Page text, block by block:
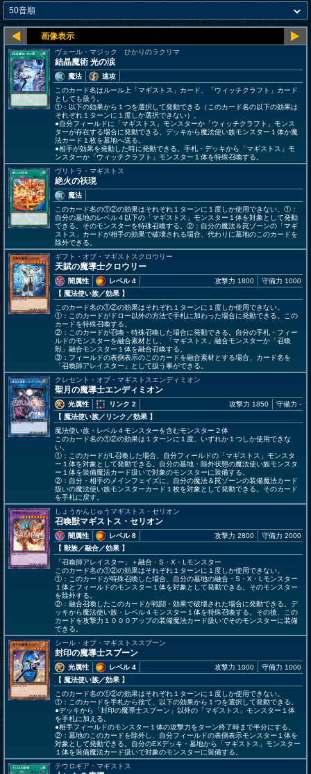
ヴェール・マジック ひかりのラクリマ
結晶魔術 光の涙
魔法
速攻
このカード名はルール上「マギストス」カード、「ウィッチクラフト」カード
としても扱う。
①：以下の効果から１つを選択して発動できる（このカード名の以下の効果は
それぞれ１ターンに１度しか選択できない）。
●自分フィールドに「マギストス」モンスターか「ウィッチクラフト」モンス
ターが存在する場合に発動できる。デッキから魔法使い族モンスター１体か魔
法カード１枚を墓地へ送る。
●相手が効果を発動した時に発動できる。手札・デッキから「マギストス」モ
ンスターか「ウィッチクラフト」モンスター１体を特殊召喚する。
ヴリトラ・マギストス
絶火の祆現
魔法
このカード名の①②の効果はそれぞれ１ターンに１度しか使用できない。①：
自分の墓地のレベル４以下の「マギストス」モンスター１体を対象として発動
できる。そのモンスターを特殊召喚する。②：自分の魔法＆罠ゾーンの「マギ
ストス」カードが相手の効果で破壊される場合、代わりに墓地のこのカードを
除外できる。
ギフト・オブ・マギストスクロウリー
天賦の魔導士クロウリー
闇属性
レベル 4
【 魔法使い族／効果 】
攻撃力 1800 守備力 1000
このカード名の①②の効果はそれぞれ１ターンに１度しか使用できない。
①：このカードがドロー以外の方法で手札に加わった場合に発動できる。この
カードを特殊召喚する。
②：このカードが召喚・特殊召喚した場合に発動できる。自分の手札・フィー
ルドのモンスターを融合素材とし、「マギストス」融合モンスターか「召喚
獣」融合モンスター１体を融合召喚する。
③：フィールドの表側表示のこのカードを融合素材とする場合、カード名を
「召喚師アレイスター」として扱う事ができる。
クレセント・オブ・マギストスエンディミオン
聖月の魔導士エンディミオン
光属性
リンク 2
【 魔法使い族／リンク／効果 】
攻撃力 1850 守備力 -
魔法使い族・レベル４モンスターを含むモンスター２体
このカード名の①②の効果は１ターンに１度、いずれか１つしか使用できな
い。
①：このカードがL召喚した場合、自分フィールドの「マギストス」モンスタ
ー１体を対象として発動できる。自分の墓地・除外状態の魔法使い族モンスタ
ー１体を装備魔法カード扱いで対象のモンスターに装備する。
②：自分・相手のメインフェイズに、自分の魔法＆罠ゾーンの装備魔法カード
扱いの魔法使い族モンスターカード１枚を対象として発動できる。そのカード
を手札に戻す。
しょうかんじゅうマギストス・セリオン
召喚獣マギストス・セリオン
闇属性
レベル 8
【 獣族／融合／効果 】
攻撃力 2800 守備力 2000
「召喚師アレイスター」＋融合・S・X・Lモンスター
このカード名の①②の効果はそれぞれ１ターンに１度しか使用できない。
①：このカードが特殊召喚した場合、自分の墓地の融合・S・X・Lモンスター
１体とフィールドのモンスター１体を対象として発動できる。そのモンスター
を除外する。
②：融合召喚したこのカードが戦闘・効果で破壊された場合に発動できる。デ
ッキから魔法使い族・レベル４モンスター１体を特殊召喚する。その後、この
カードを攻撃力１０００アップの装備魔法カード扱いでそのモンスターに装備
できる。
シール・オブ・マギストススプーン
封印の魔導士スプーン
光属性
レベル 4
【 魔法使い族／効果 】
攻撃力 1000 守備力 1000
このカード名の①②の効果はそれぞれ１ターンに１度しか使用できない。
①：このカードを手札から捨て、以下の効果から１つを選択して発動できる。
●デッキから「封印の魔導士スプーン」以外の「マギストス」モンスター１体
を手札に加える。
●相手フィールドのモンスター１体の攻撃力をターン終了時まで半分にする。
②：墓地のこのカードを除外し、自分フィールドの表側表示モンスター１体を
対象として発動できる。自分のEXデッキ・墓地から「マギストス」モンスター
１体を装備魔法カード扱いで対象のモンスターに装備する。
テウロギア・マギストス